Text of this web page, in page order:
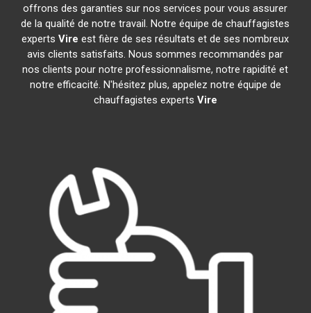
offrons des garanties sur nos services pour vous assurer
de la qualité de notre travail. Notre équipe de chauffagistes
expertsVire est fière de ses résultats et de ses nombreux
avis clients satisfaits. Nous sommes recommandés par
nos clients pour notre professionnalisme, notre rapidité et
notre efficacité. N'hésitez plus, appelez notre équipe de
chauffagistes experts Vire